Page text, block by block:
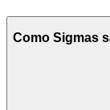
Como Sigmas